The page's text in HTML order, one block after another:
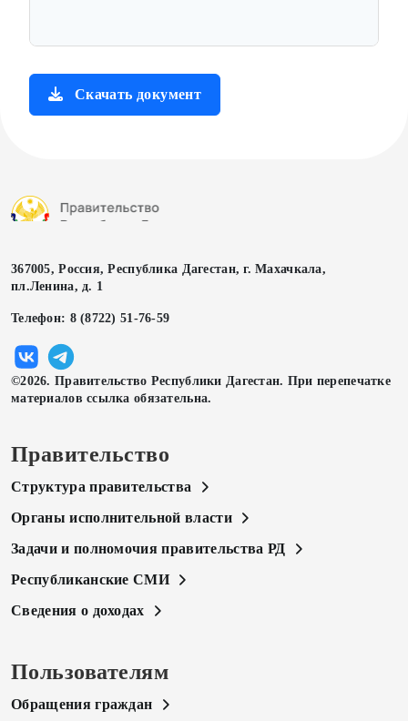
Скачать документ
367005, Россия, Республика Дагестан, г. Махачкала,
пл.Ленина, д. 1
Телефон: 8 (8722) 51-76-59
©2026. Правительство Республики Дагестан. При перепечатке
материалов ссылка обязательна.
Правительство
Структура правительства
Органы исполнительной власти
Задачи и полномочия правительства РД
Республиканские СМИ
Сведения о доходах
Пользователям
Обращения граждан